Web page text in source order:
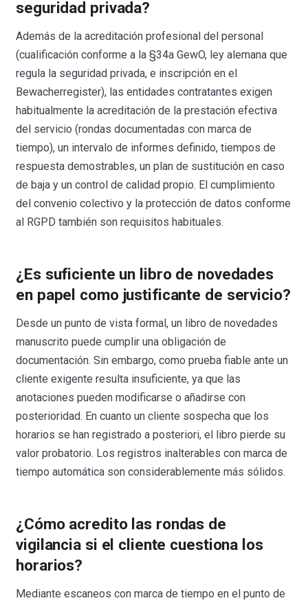
seguridad privada?
Además de la acreditación profesional del personal
(cualificación conforme a la §34a GewO, ley alemana que
regula la seguridad privada, e inscripción en el
Bewacherregister), las entidades contratantes exigen
habitualmente la acreditación de la prestación efectiva
del servicio (rondas documentadas con marca de
tiempo), un intervalo de informes definido, tiempos de
respuesta demostrables, un plan de sustitución en caso
de baja y un control de calidad propio. El cumplimiento
del convenio colectivo y la protección de datos conforme
al RGPD también son requisitos habituales.
¿Es suficiente un libro de novedades
en papel como justificante de servicio?
Desde un punto de vista formal, un libro de novedades
manuscrito puede cumplir una obligación de
documentación. Sin embargo, como prueba fiable ante un
cliente exigente resulta insuficiente, ya que las
anotaciones pueden modificarse o añadirse con
posterioridad. En cuanto un cliente sospecha que los
horarios se han registrado a posteriori, el libro pierde su
valor probatorio. Los registros inalterables con marca de
tiempo automática son considerablemente más sólidos.
¿Cómo acredito las rondas de
vigilancia si el cliente cuestiona los
horarios?
Mediante escaneos con marca de tiempo en el punto de